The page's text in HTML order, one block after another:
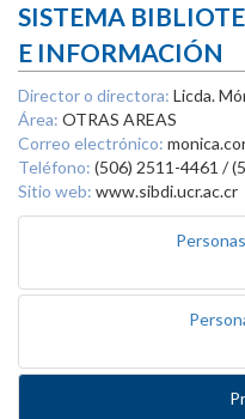
SISTEMA
E INFORMACIÓN
Director o directora: Licda.
Área: OTRAS AREAS
Correo electrónico:
Teléfono: (506) 2511-4461 /
Sitio web: www.sibdi.ucr.ac.cr